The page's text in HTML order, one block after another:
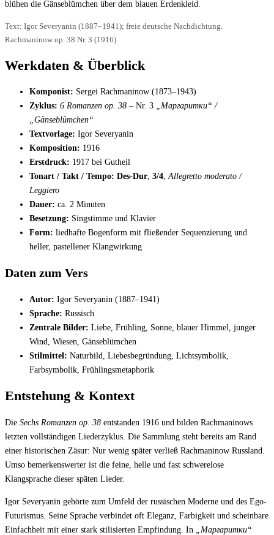
blühen die Gänseblümchen über dem blauen Erdenkleid.
Text: Igor Severyanin (1887–1941); freie deutsche Nachdichtung.
Rachmaninow op. 38 Nr. 3 (1916).
Werkdaten & Überblick
Komponist: Sergei Rachmaninow (1873–1943)
Zyklus: 6 Romanzen op. 38 – Nr. 3 „Маргаритки“ /
„Gänseblümchen“
Textvorlage: Igor Severyanin
Komposition: 1916
Erstdruck: 1917 bei Gutheil
Tonart / Takt / Tempo: Des-Dur, 3/4,Allegretto moderato /
Leggiero
Dauer: ca. 2 Minuten
Besetzung: Singstimme und Klavier
Form: liedhafte Bogenform mit fließender Sequenzierung und
heller, pastellener Klangwirkung
Daten zum Vers
Autor: Igor Severyanin (1887–1941)
Sprache: Russisch
Zentrale Bilder: Liebe, Frühling, Sonne, blauer Himmel, junger
Wind, Wiesen, Gänseblümchen
Stilmittel: Naturbild, Liebesbegründung, Lichtsymbolik,
Farbsymbolik, Frühlingsmetaphorik
Entstehung & Kontext
Die Sechs Romanzen op. 38 entstanden 1916 und bilden Rachmaninows
letzten vollständigen Liederzyklus. Die Sammlung steht bereits am Rand
einer historischen Zäsur: Nur wenig später verließ Rachmaninow Russland.
Umso bemerkenswerter ist die feine, helle und fast schwerelose
Klangsprache dieser späten Lieder.
Igor Severyanin gehörte zum Umfeld der russischen Moderne und des Ego-
Futurismus. Seine Sprache verbindet oft Eleganz, Farbigkeit und scheinbare
Einfachheit mit einer stark stilisierten Empfindung. In
„Маргаритки“